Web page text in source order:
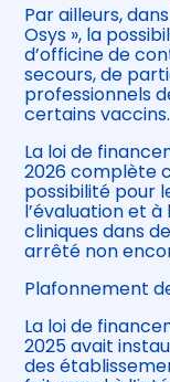
Par ailleurs,
Osys », la
d’officine de
secours, de
professionnels
certains vaccins.
La loi de
2026 complète
possibilité pour
l’évaluation et
cliniques dans
arrêté non
Plafonnement
La loi de
2025 avait
des